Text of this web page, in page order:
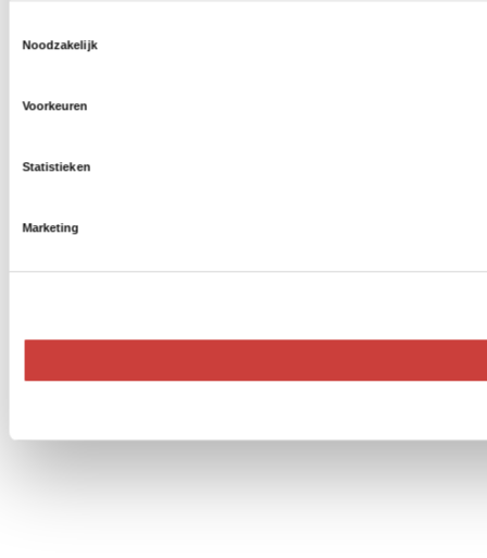
Noodzakelijk
Voorkeuren
Statistieken
Marketing